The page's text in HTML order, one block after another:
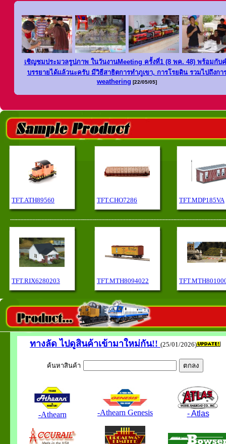
เชิญชมประมวลรูปภาพ ในวันงานMeeting ครั้งที่1 (8 พค. 48) พร้อมกับ
บรรยายได้แล้วนะครับ มีวิธีสาธิตการทำภูเขา, การโรยดิน รวมไปถึงกา
weathering [22/05/05]
TFT.ATH89560 TFT.CHO7286 TFT.MDP185VA
TFT.RIX6280203 TFT.MTH8094022
ทางลัด ไปดูสินค้าเข้ามาใหม่กัน!! (25/01/2026)
ค้นหาสินค้า
-Athearn -Athearn Genesis - Atlas